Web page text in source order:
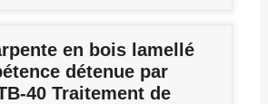
en bois lamellé
détenue par
40 Traitement de